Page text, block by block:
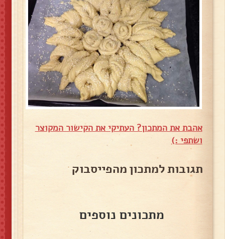
אהבת את המתכון? העתיקי את הקישור המקוצר
ושתפי :)
תגובות למתכון מהפייסבוק
מתכונים נוספים